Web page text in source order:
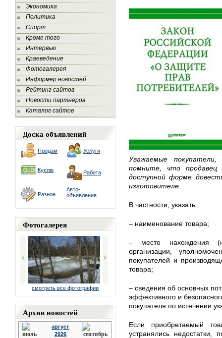
Экономика
Политика
Спорт
Кроме того
Интервью
Краеведение
Фотогалерея
Информер новостей
Рейтинг сайтов
Новости партнеров
Каталог сайтов
Доска объявлений
Продам Услуги
Куплю Работа
Разное
Авто-
объявления
Фотогалерея
смотреть все фотографии
Архив новостей
август
2026
Уважаемые
помните, что продавец
доступной форме
изготовителе.
В частности, указать:
– наименование товара;
– место нахождения
организации,
покупателей и
товара;
– сведения об основных
эффективного и
покупателя по истечении
Если приобретаемый
устранялись недостатки,